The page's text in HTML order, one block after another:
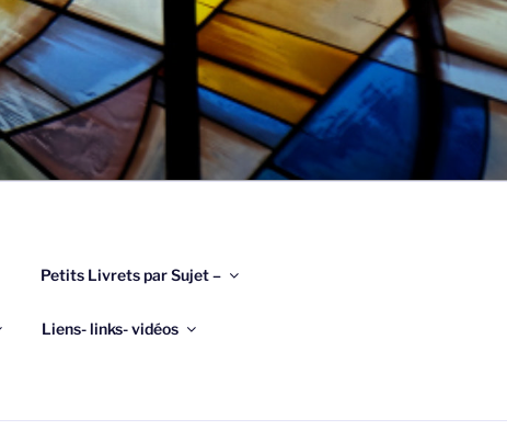
Petits Livrets par Sujet –
Liens- links- vidéos